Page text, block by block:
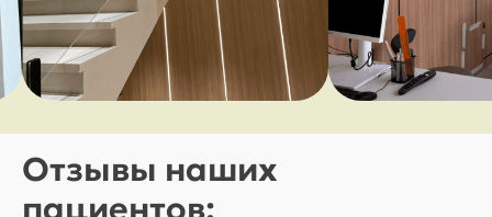
Отзывы наших
пациентов: